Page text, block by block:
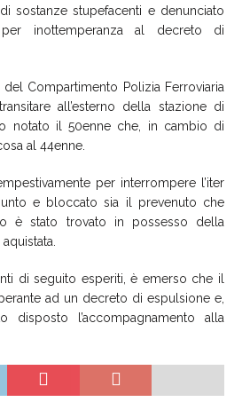
sostanze stupefacenti e denunciato
inottemperanza al decreto di
Compartimento Polizia Ferroviaria
all’esterno della stazione di
notato il 50enne che, in cambio di
al 44enne.
per interrompere l’iter
e bloccato sia il prevenuto che
è stato trovato in possesso della
di seguito esperiti, è emerso che il
ad un decreto di espulsione e,
l’accompagnamento alla